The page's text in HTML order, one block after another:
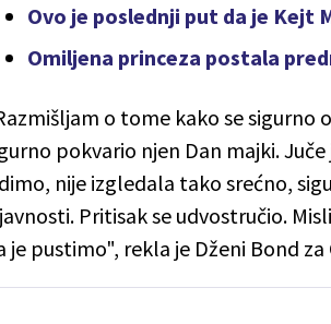
Ovo je poslednji put da je Kejt
Omiljena princeza postala
o tome kako se sigurno
pokvario njen Dan majki.
nije izgledala tako srećno,
Pritisak se udvostručio.
je pustimo", rekla je Dženi Bond za